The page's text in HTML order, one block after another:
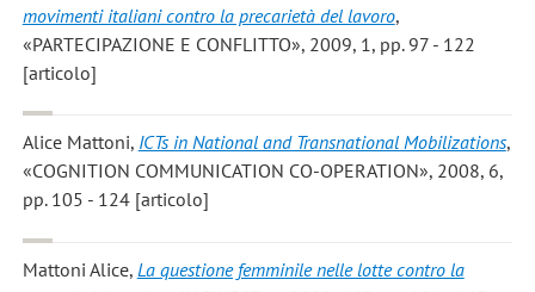
movimenti italiani contro la precarietà del lavoro,
«PARTECIPAZIONE E CONFLITTO», 2009, 1, pp. 97 - 122
[articolo]
Alice Mattoni, ICTs in National and Transnational Mobilizations,
«COGNITION COMMUNICATION CO-OPERATION», 2008, 6,
pp. 105 - 124 [articolo]
Mattoni Alice, La questione femminile nelle lotte contro la